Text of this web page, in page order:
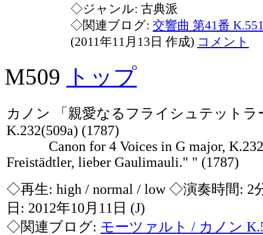
◇ジャンル: 古典派
◇関連ブログ: 交響曲 第41番
(2011年11月13日 作成) コメント
M509 トップ
カノン 「親愛なるフライシュテットラ
K.232(509a) (1787)
Canon for 4 Voices in G major,
Freistädtler, lieber Gaulimauli." " (1787)
◇再生: high / normal / low ◇演奏時間: 2
日: 2012年10月11日 (J)
◇関連ブログ: モーツァルト / カノン